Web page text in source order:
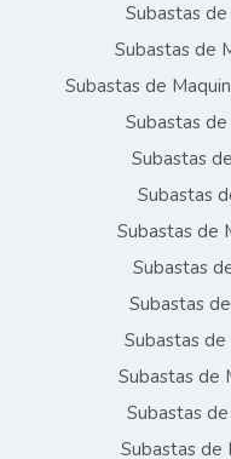
Subastas
Subastas de
Subastas de
Subastas
Subastas
Subastas
Subastas de
Subastas
Subastas
Subastas de
Subastas de
Subastas
Subastas de